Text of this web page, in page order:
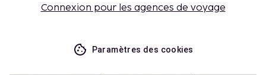
Connexion pour les agences de voyage
Paramètres des cookies